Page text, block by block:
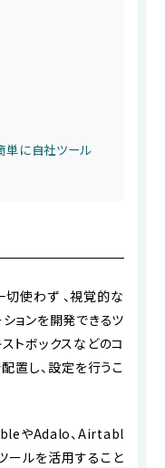
単に自社ツール
切使わず 、視覚的な
ョンを開発できるツ
トボックスなどのコ
置し、設定を行うこ
やAdalo、Airtabl
ールを活用すること